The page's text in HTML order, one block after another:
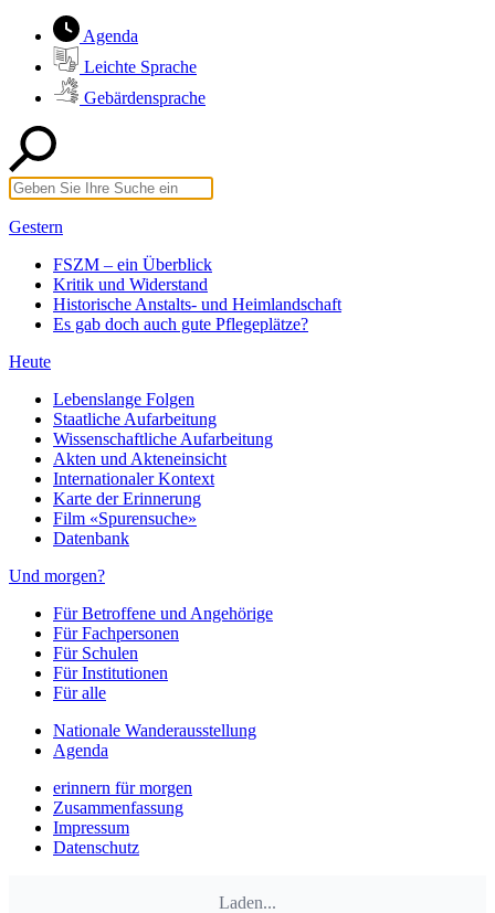
Agenda
Leichte Sprache
Gebärdensprache
Gestern
FSZM – ein Überblick
Kritik und Widerstand
Historische Anstalts- und Heimlandschaft
Es gab doch auch gute Pflegeplätze?
Heute
Lebenslange Folgen
Staatliche Aufarbeitung
Wissenschaftliche Aufarbeitung
Akten und Akteneinsicht
Internationaler Kontext
Karte der Erinnerung
Film «Spurensuche»
Datenbank
Und morgen?
Für Betroffene und Angehörige
Für Fachpersonen
Für Schulen
Für Institutionen
Für alle
Nationale Wanderausstellung
Agenda
erinnern für morgen
Zusammenfassung
Impressum
Datenschutz
Laden...